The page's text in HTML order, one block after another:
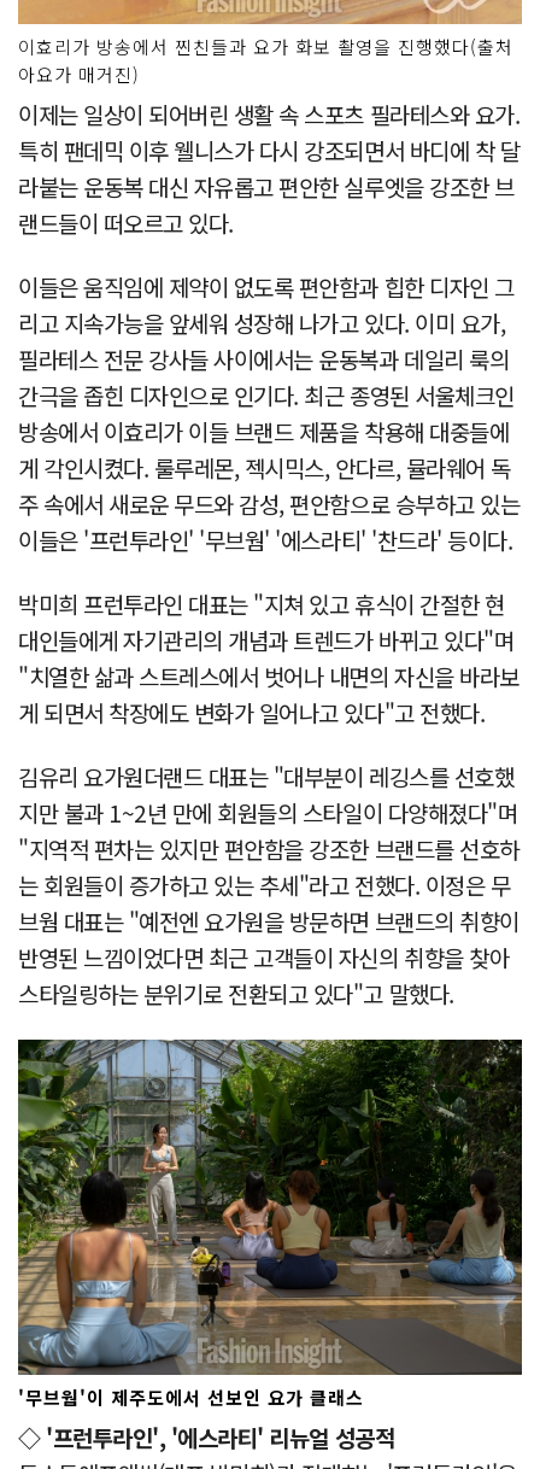
이효리가 방송에서 찐친들과 요가 화보 촬영을 진행했다(출처
아요가 매거진)
이제는 일상이 되어버린 생활 속 스포츠 필라테스와 요가.
특히 팬데믹 이후 웰니스가 다시 강조되면서 바디에 착 달
라붙는 운동복 대신 자유롭고 편안한 실루엣을 강조한 브
랜드들이 떠오르고 있다.
이들은 움직임에 제약이 없도록 편안함과 힙한 디자인 그
리고 지속가능을 앞세워 성장해 나가고 있다. 이미 요가,
필라테스 전문 강사들 사이에서는 운동복과 데일리 룩의
간극을 좁힌 디자인으로 인기다. 최근 종영된 서울체크인
방송에서 이효리가 이들 브랜드 제품을 착용해 대중들에
게 각인시켰다. 룰루레몬, 젝시믹스, 안다르, 뮬라웨어 독
주 속에서 새로운 무드와 감성, 편안함으로 승부하고 있는
이들은 '프런투라인' '무브웜' '에스라티' '찬드라' 등이다.
박미희 프런투라인 대표는 "지쳐 있고 휴식이 간절한 현
대인들에게 자기관리의 개념과 트렌드가 바뀌고 있다"며
"치열한 삶과 스트레스에서 벗어나 내면의 자신을 바라보
게 되면서 착장에도 변화가 일어나고 있다"고 전했다.
김유리 요가원더랜드 대표는 "대부분이 레깅스를 선호했
지만 불과 1~2년 만에 회원들의 스타일이 다양해졌다"며
"지역적 편차는 있지만 편안함을 강조한 브랜드를 선호하
는 회원들이 증가하고 있는 추세"라고 전했다. 이정은 무
브웜 대표는 "예전엔 요가원을 방문하면 브랜드의 취향이
반영된 느낌이었다면 최근 고객들이 자신의 취향을 찾아
스타일링하는 분위기로 전환되고 있다"고 말했다.
'무브웜'이 제주도에서 선보인 요가 클래스
◇ '프런투라인', '에스라티' 리뉴얼 성공적